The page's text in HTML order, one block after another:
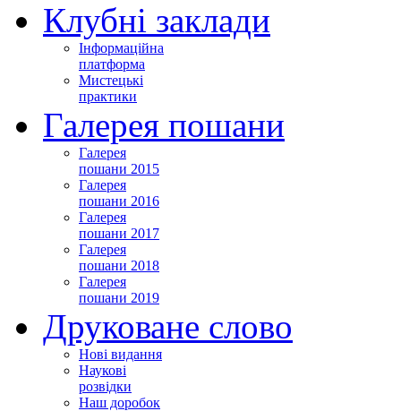
Клубні заклади
Інформаційна
платформа
Мистецькі
практики
Галерея пошани
Галерея
пошани 2015
Галерея
пошани 2016
Галерея
пошани 2017
Галерея
пошани 2018
Галерея
пошани 2019
Друковане слово
Нові видання
Наукові
розвідки
Наш доробок